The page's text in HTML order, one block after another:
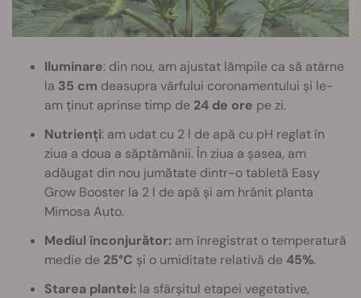
Iluminare: din nou, am ajustat lămpile ca să atârne
la 35 cm deasupra vârfului coronamentului și le-
am ținut aprinse timp de 24 de ore pe zi.
Nutrienți: am udat cu 2 l de apă cu pH reglat în
ziua a doua a săptămânii. În ziua a șasea, am
adăugat din nou jumătate dintr-o tabletă Easy
Grow Booster la 2 l de apă și am hrănit planta
Mimosa Auto.
Mediul înconjurător: am înregistrat o temperatură
medie de 25°C și o umiditate relativă de 45%.
Starea plantei: la sfârșitul etapei vegetative,